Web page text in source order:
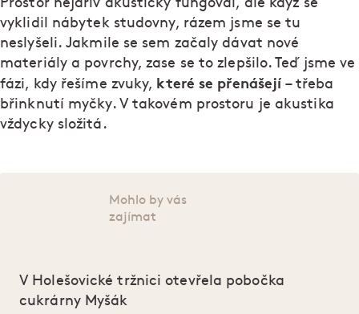
Prostor nejdřív akusticky fungoval, ale když se
vyklidil nábytek studovny, rázem jsme se tu
neslyšeli. Jakmile se sem začaly dávat nové
materiály a povrchy, zase se to zlepšilo. Teď jsme ve
fázi, kdy řešíme zvuky, které se přenášejí– třeba
břinknutí myčky. V takovém prostoru je akustika
vždycky složitá.
Mohlo by vás
zajímat
V Holešovické tržnici otevřela pobočka
cukrárny Myšák